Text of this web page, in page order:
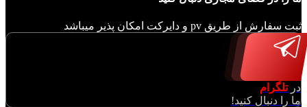
ثبت سفارش از طریق pv و دایرکت امکان پذیر میباشد
درتلگرام
ما را دنبال کنید!